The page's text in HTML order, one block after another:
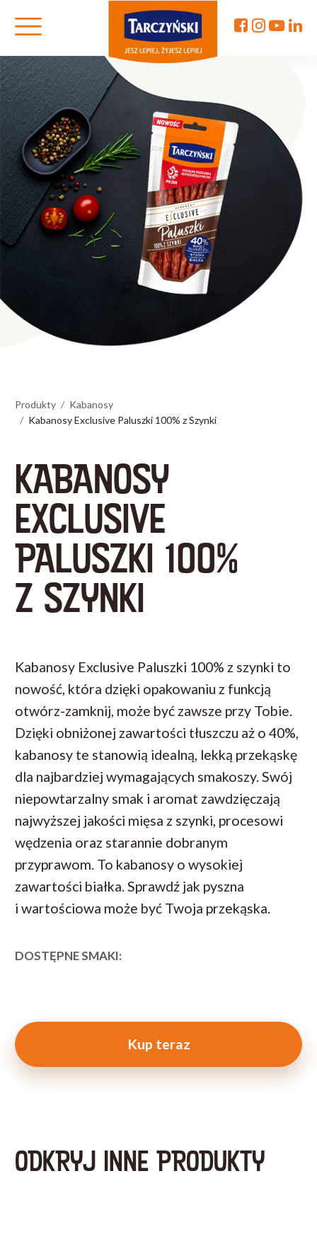
Produkty
Kabanosy
Kabanosy Exclusive Paluszki 100% z Szynki
KABANOSY
EXCLUSIVE
PALUSZKI 100%
Z SZYNKI
Kabanosy Exclusive Paluszki 100% z szynki to
nowość, która dzięki opakowaniu z funkcją
otwórz-zamknij, może być zawsze przy Tobie.
Dzięki obniżonej zawartości tłuszczu aż o 40%,
kabanosy te stanowią idealną, lekką przekąskę
dla najbardziej wymagających smakoszy. Swój
niepowtarzalny smak i aromat zawdzięczają
najwyższej jakości mięsa z szynki, procesowi
wędzenia oraz starannie dobranym
przyprawom. To kabanosy o wysokiej
zawartości białka. Sprawdź jak pyszna
i wartościowa może być Twoja przekąska.
DOSTĘPNE SMAKI:
Kup teraz
ODKRYJ INNE PRODUKTY